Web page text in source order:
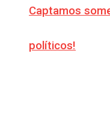
Captamos
políticos!